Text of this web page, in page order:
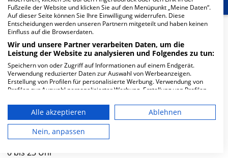
Herzlich Willkommen
AMEOS Klinikum Bad Salzuflen in der Waldstrasse 2 ist
ein kleines Krankenhaus in Bad Salzuflen. Mit einer
Kapazität von 121 Betten werden in den spezialisierten
Fachabteilungen pro Jahr etwa 1.556…
Weiterlesen
Besuchszeiten
0 bis 23 Uhr
Fußzeile der Website und klicken Sie auf den Menüpunkt „Meine Daten“.
Auf dieser Seite können Sie Ihre Einwilligung widerrufen. Diese
Entscheidungen werden unseren Partnern mitgeteilt und haben keinen
Einfluss auf die Browserdaten.
Wir und unsere Partner verarbeiten Daten, um die
Leistung der Website zu analysieren und Folgendes zu tun:
Speichern von oder Zugriff auf Informationen auf einem Endgerät.
Verwendung reduzierter Daten zur Auswahl von Werbeanzeigen.
Erstellung von Profilen für personalisierte Werbung. Verwendung von
Profilen zur Auswahl personalisierter Werbung. Erstellung von Profilen
personalisierter Inhalte. Messung der Werbeleistung. Messung der
Performance von Inhalten. Analyse von Zielgruppen durch Statistiken
oder Kombinationen von Daten aus verschiedenen Quellen. Entwicklung
und Verbesserung der Angebote. Verwendung reduzierter Daten zur
Auswahl von Inhalten.
die USA gesendet werden.
Alle akzeptieren
Ablehnen
Nein, anpassen